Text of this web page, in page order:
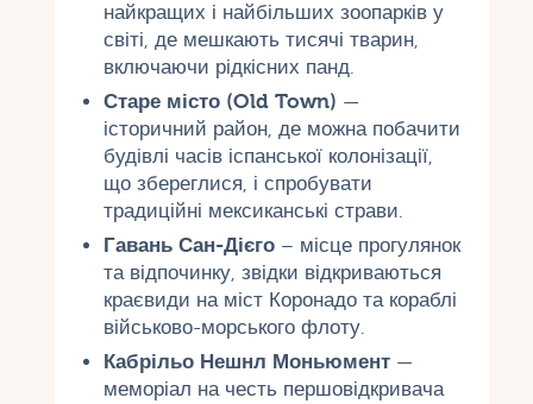
найкращих і найбільших зоопарків у
світі, де мешкають тисячі тварин,
включаючи рідкісних панд.
Старе місто (Old Town) —
історичний район, де можна побачити
будівлі часів іспанської колонізації,
що збереглися, і спробувати
традиційні мексиканські страви.
Гавань Сан-Дієго– місце прогулянок
та відпочинку, звідки відкриваються
краєвиди на міст Коронадо та кораблі
військово-морського флоту.
Кабрільо Нешнл Моньюмент—
меморіал на честь першовідкривача